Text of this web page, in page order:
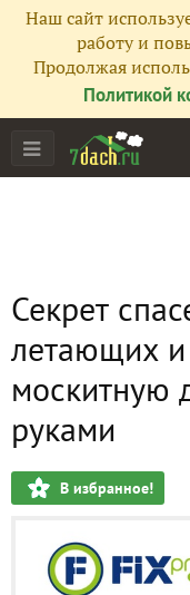
Наш сайт
работу и
Продолжая
Политикой
Секрет
летающих
москитную
руками
В избранное!